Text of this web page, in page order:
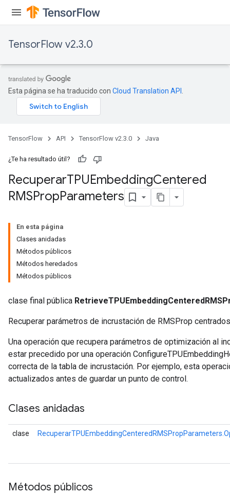
TensorFlow v2.3.0
Esta página se ha traducido con Cloud Translation API
TensorFlow API TensorFlow v2.3.0 Java
¿Te ha resultado útil?
RecuperarTPUEmbeddingCentered
RMSPropParameters
En esta página
Clases anidadas
Métodos públicos
Métodos heredados
Métodos públicos
clase final pública
Recuperar parámetros de incrustación de RMSProp
Una operación que recupera parámetros de optimización al
estar precedido por una operación
correcta de la tabla de incrustación. Por ejemplo, esta
actualizados antes de guardar un punto de control.
Clases anidadas
clase
Métodos públicos